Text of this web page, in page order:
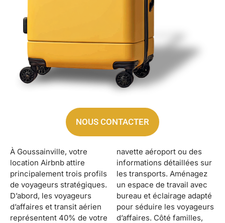
NOUS CONTACTER
À Goussainville, votre
location Airbnb attire
principalement trois profils
de voyageurs stratégiques.
D’abord, les voyageurs
d’affaires et transit aérien
représentent 40% de votre
navette aéroport ou des
informations détaillées sur
les transports. Aménagez
un espace de travail avec
bureau et éclairage adapté
pour séduire les voyageurs
d’affaires. Côté familles,